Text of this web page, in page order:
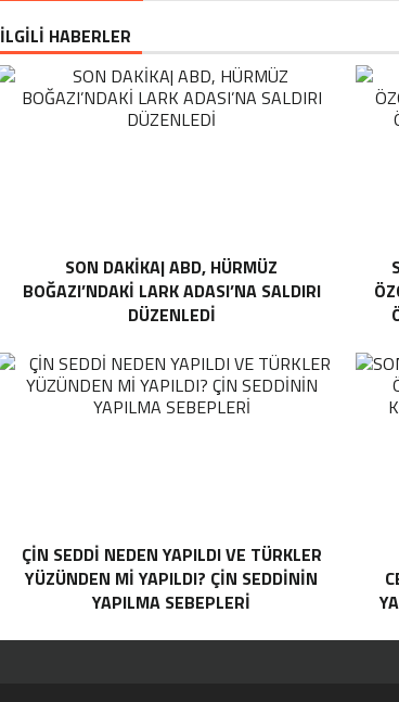
İLGİLİ HABERLER
SON DAKİKA| ABD, HÜRMÜZ
BOĞAZI’NDAKI LARK ADASI’NA SALDIRI
DÜZENLEDI
ÇIN SEDDI NEDEN YAPILDI VE TÜRKLER
YÜZÜNDEN MI YAPILDI? ÇIN SEDDININ
YAPILMA SEBEPLERI